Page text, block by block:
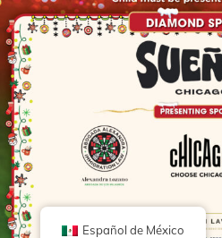
Español de México